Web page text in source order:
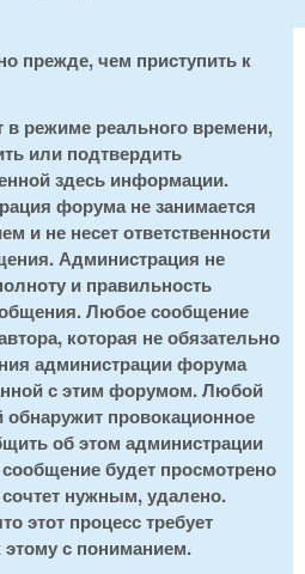
прежде, чем приступить к
в режиме реального времени,
или подтвердить
здесь информации.
форума не занимается
и не несет ответственности
Администрация не
и правильность
Любое сообщение
которая не обязательно
администрации форума
с этим форумом. Любой
провокационное
об этом администрации
будет просмотрено
нужным, удалено.
этот процесс требует
этому с пониманием.